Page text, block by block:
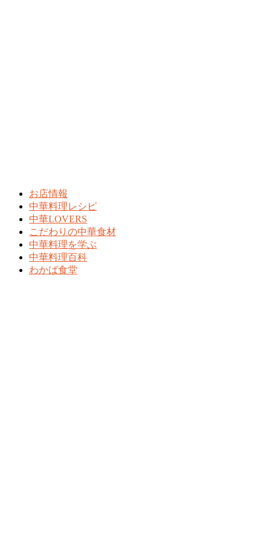
お店情報
中華料理レシピ
中華LOVERS
こだわりの中華食材
中華料理を学ぶ
中華料理百科
わかば食堂